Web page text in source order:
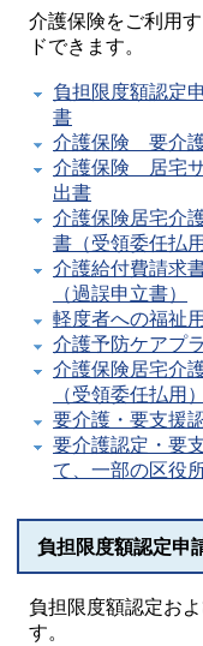
介護保険をご利用
ドできます。
負担限度額認定
書
介護保険 要介
介護保険 居宅
出書
介護保険居宅介
書（受領委任払用
介護給付費請求
（過誤申立書）
軽度者への福祉
介護予防ケアプ
介護保険居宅介
（受領委任払用）
要介護・要支援
要介護認定・要
て、一部の区役
負担限度額認定申
負担限度額認定お
す。